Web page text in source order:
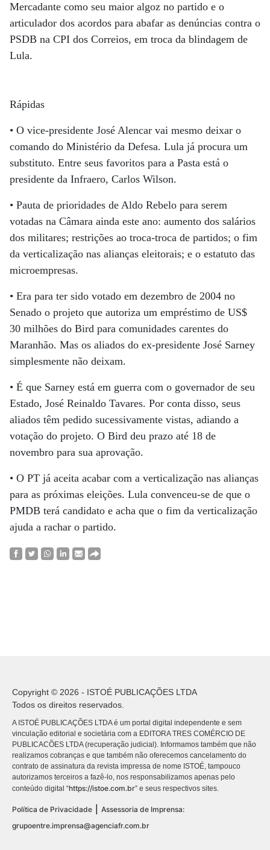
Mercadante como seu maior algoz no partido e o
articulador dos acordos para abafar as denúncias contra o
PSDB na CPI dos Correios, em troca da blindagem de
Lula.
Rápidas
• O vice-presidente José Alencar vai mesmo deixar o
comando do Ministério da Defesa. Lula já procura um
substituto. Entre seus favoritos para a Pasta está o
presidente da Infraero, Carlos Wilson.
• Pauta de prioridades de Aldo Rebelo para serem
votadas na Câmara ainda este ano: aumento dos salários
dos militares; restrições ao troca-troca de partidos; o fim
da verticalização nas alianças eleitorais; e o estatuto das
microempresas.
• Era para ter sido votado em dezembro de 2004 no
Senado o projeto que autoriza um empréstimo de US$
30 milhões do Bird para comunidades carentes do
Maranhão. Mas os aliados do ex-presidente José Sarney
simplesmente não deixam.
• É que Sarney está em guerra com o governador de seu
Estado, José Reinaldo Tavares. Por conta disso, seus
aliados têm pedido sucessivamente vistas, adiando a
votação do projeto. O Bird deu prazo até 18 de
novembro para sua aprovação.
• O PT já aceita acabar com a verticalização nas alianças
para as próximas eleições. Lula convenceu-se de que o
PMDB terá candidato e acha que o fim da verticalização
ajuda a rachar o partido.
Copyright © 2026 - ISTOÉ PUBLICAÇÕES LTDA
Todos os direitos reservados.
A ISTOÉ PUBLICAÇÕES LTDA é um portal digital independente e sem
vinculação editorial e societária com a EDITORA TRES COMÉRCIO DE
PUBLICACÕES LTDA (recuperação judicial). Informamos também que não
realizamos cobranças e que também não oferecemos cancelamento do
contrato de assinatura da revista impressa de nome ISTOÉ, tampouco
autorizamos terceiros a fazê-lo, nos responsabilizamos apenas pelo
conteúdo digital “https://istoe.com.br” e seus respectivos sites.
Política de Privacidade
Assessoria de Imprensa:
grupoentre.imprensa@agenciafr.com.br